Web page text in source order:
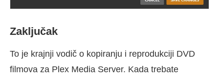
Zaključak
To je krajnji vodič o kopiranju i reprodukciji DVD
filmova za Plex Media Server. Kada trebate